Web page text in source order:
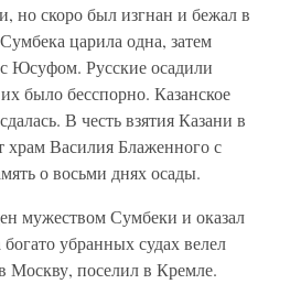
но скоро был изгнан и бежал в
царила одна, затем
Юсуфом. Русские осадили
было бесспорно. Казанское
В честь взятия Казани в
храм Василия Блаженного с
о восьми днях осады.
мужеством Сумбеки и оказал
убранных судах велел
Москву, поселил в Кремле.